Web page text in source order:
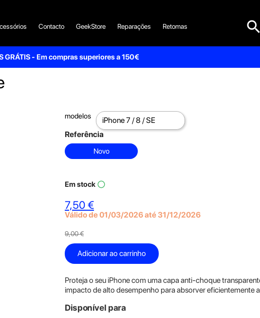
Contacto GeekStore Reparações Retomas 
GRÁTIS - Em compras superiores a 150€
modelos
Referência
Novo
Em stock panorama_fish_eye
7,50 €
Válido de 01/03/2026 até 31/12/2026
9,00 €
Adicionar ao carrinho
Proteja o seu iPhone com uma capa anti-choque
impacto de alto desempenho para absorver eficientemente
Disponível para